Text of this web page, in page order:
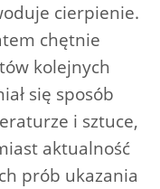
cierpienie.
chętnie
kolejnych
się sposób
i sztuce,
aktualność
prób ukazania